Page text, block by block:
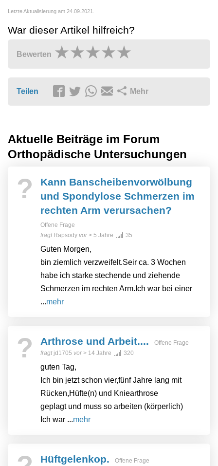
Letzte Aktualisierung am 24.09.2021.
War dieser Artikel hilfreich?
Bewerten
Teilen Mehr
Aktuelle Beiträge im Forum
Orthopädische Untersuchungen
?
Kann Banscheibenvorwölbung
und Spondylose Schmerzen im
rechten Arm verursachen?
Offene Frage
fragt Rapsody vor> 5 Jahre 35
Guten Morgen,
bin ziemlich verzweifelt.Seir ca. 3 Wochen
habe ich starke stechende und ziehende
Schmerzen im rechten Arm.Ich war bei einer
...mehr
? Arthrose und Arbeit....
Offene Frage
fragt jd1705 vor> 14 Jahre 320
guten Tag,
Ich bin jetzt schon vier,fünf Jahre lang mit
Rücken,Hüfte(n) und Kniearthrose
geplagt und muss so arbeiten (körperlich)
Ich war ...mehr
Hüftgelenkop. Offene Frage